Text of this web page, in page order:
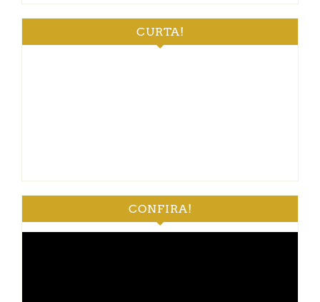
CURTA!
CONFIRA!